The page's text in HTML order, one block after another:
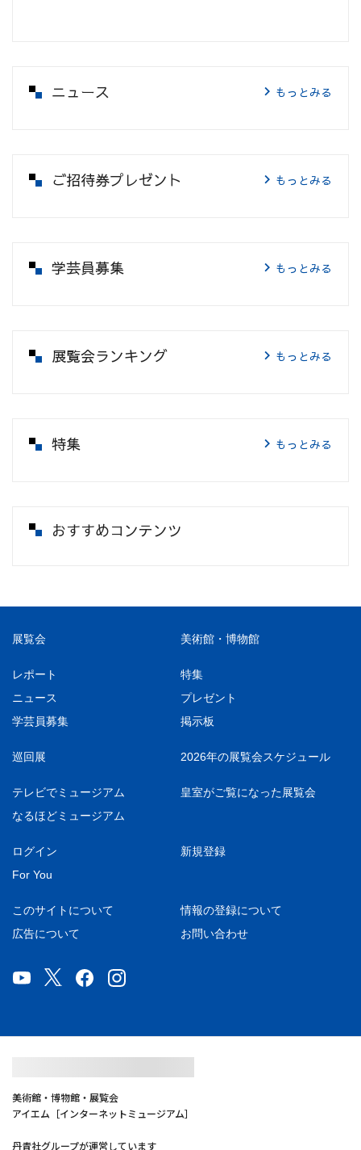
ニュース もっとみる
ご招待券プレゼント もっとみる
学芸員募集 もっとみる
展覧会ランキング もっとみる
特集 もっとみる
おすすめコンテンツ
展覧会 美術館・博物館
レポート
特集
ニュース
プレゼント
学芸員募集
掲示板
巡回展 2026年の展覧会スケジュール
テレビでミュージアム
皇室がご覧になった展覧会
なるほどミュージアム
ログイン
新規登録
For You
このサイトについて
情報の登録について
広告について
お問い合わせ
美術館・博物館・展覧会
アイエム［インターネットミュージアム］
丹青社グループが運営しています